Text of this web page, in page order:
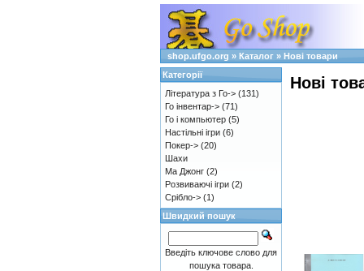
shop.ufgo.org » Каталог » Нові товари
Нові
Категорії
Література з Го-> (131)
Го інвентар-> (71)
Го і компьютер (5)
Настільні ігри (6)
Покер-> (20)
Шахи
Ма Джонг (2)
Розвиваючі ігри (2)
Срібло-> (1)
Швидкий пошук
Введіть ключове слово для
пошука товара.